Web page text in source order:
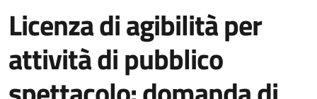
Licenza di agibilità per
attività di pubblico